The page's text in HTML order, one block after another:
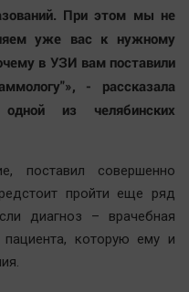
При этом мы не
уже вас к нужному
в УЗИ вам поставили
- рассказала
из челябинских
поставил совершенно
пройти еще ряд
диагноз – врачебная
которую ему и